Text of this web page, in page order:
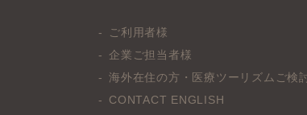
ご利用者様
企業ご担当者様
海外在住の方・医療ツーリズムご検
CONTACT ENGLISH